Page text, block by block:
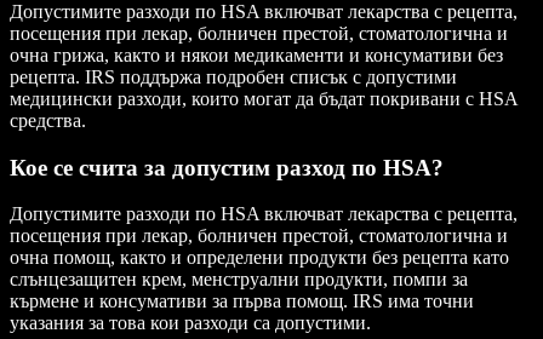
Допустимите разходи по HSA включват лекарства с рецепта,
посещения при лекар, болничен престой, стоматологична и
очна грижа, както и някои медикаменти и консумативи без
рецепта. IRS поддържа подробен списък с допустими
медицински разходи, които могат да бъдат покривани с HSA
средства.
Кое се счита за допустим разход по HSA?
Допустимите разходи по HSA включват лекарства с рецепта,
посещения при лекар, болничен престой, стоматологична и
очна помощ, както и определени продукти без рецепта като
слънцезащитен крем, менструални продукти, помпи за
кърмене и консумативи за първа помощ. IRS има точни
указания за това кои разходи са допустими.